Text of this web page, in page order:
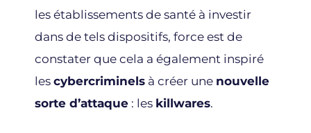
les établissements de santé à investir
dans de tels dispositifs, force est de
constater que cela a également inspiré
les cybercriminels à créer une nouvelle
sorte d’attaque : les killwares.